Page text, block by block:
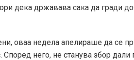
дека државава сака да гради
оваа недела апелираше да се
него, не станува збор дали